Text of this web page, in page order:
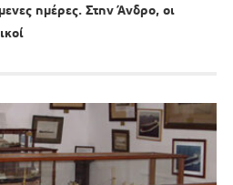
ημέρες. Στην Άνδρο, οι